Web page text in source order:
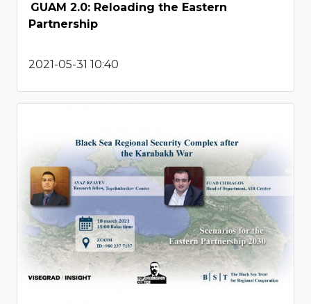
GUAM 2.0: Reloading the Eastern
Partnership
2021-05-31 10:40